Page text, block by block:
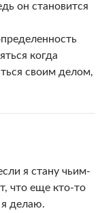
он становится
когда
своим делом,
я стану чьим-
что еще кто-то
я делаю.